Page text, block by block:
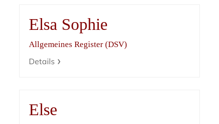
Elsa Sophie
Allgemeines Register (DSV)
Details
Else